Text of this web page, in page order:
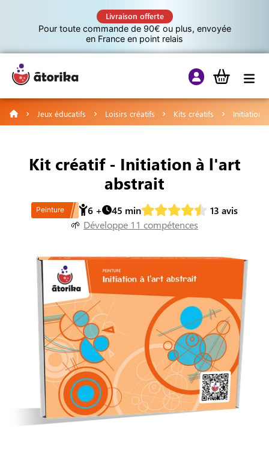
Livraison offerte
Pour toute commande de 90€ ou plus, envoyée
en France en point relais
Jeux éducatifs
Tutos
Culture G
A propos d’Atorika
Jeux éducatifs Loisirs créatifs Kits créatifs Initiation
Kit créatif - Initiation à l'art
abstrait
Peinture 6 + 45 min 13 avis
🌱 Développe 11 compétences